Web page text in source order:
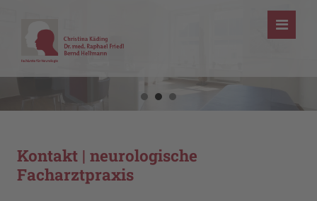
Kontakt | neurologische
Facharztpraxis